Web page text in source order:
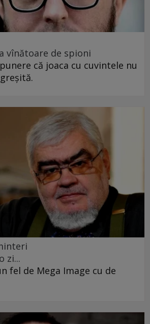
vînătoare de spioni
că joaca cu cuvintele nu
zi...
fel de Mega Image cu de